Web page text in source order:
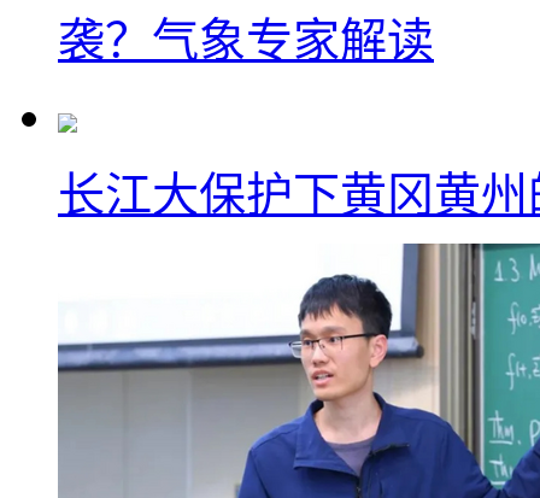
袭？气象专家解读
长江大保护下黄冈黄